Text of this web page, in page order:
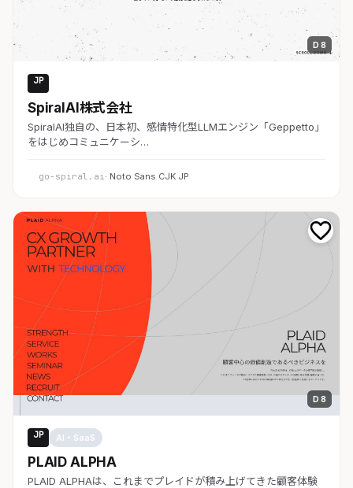
D 8
JP
SpiralAI株式会社
SpiralAI独自の、日本初、感情特化型LLMエンジン「Geppetto」
をはじめコミュニケーシ…
go-spiral.ai· Noto Sans CJK JP
D 8
JP AI・SaaS
PLAID ALPHA
PLAID ALPHAは、これまでプレイドが積み上げてきた顧客体験